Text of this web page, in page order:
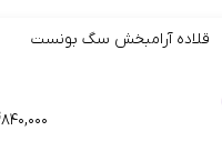
قلاده آرامبخش سگ بونست
۸۴۰,۰۰۰